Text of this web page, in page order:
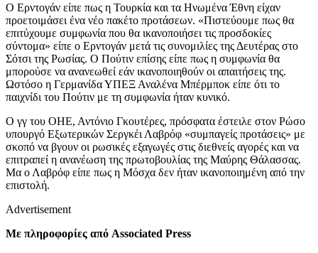
Ο Ερντογάν είπε πως η Τουρκία και τα Ηνωμένα Έθνη είχαν
προετοιμάσει ένα νέο πακέτο προτάσεων. «Πιστεύουμε πως θα
επιτύχουμε συμφωνία που θα ικανοποιήσει τις προσδοκίες
σύντομα» είπε ο Ερντογάν μετά τις συνομιλίες της Δευτέρας στο
Σότσι της Ρωσίας. Ο Πούτιν επίσης είπε πως η συμφωνία θα
μπορούσε να ανανεωθεί εάν ικανοποιηθούν οι απαιτήσεις της.
Ωστόσο η Γερμανίδα ΥΠΕΞ Αναλένα Μπέρμποκ είπε ότι το
παιχνίδι του Πούτιν με τη συμφωνία ήταν κυνικό.
Ο γγ του ΟΗΕ, Αντόνιο Γκουτέρες, πρόσφατα έστειλε στον Ρώσο
υπουργό Εξωτερικών Σεργκέι Λαβρόφ «συμπαγείς προτάσεις» με
σκοπό να βγουν οι ρωσικές εξαγωγές στις διεθνείς αγορές και να
επιτραπεί η ανανέωση της πρωτοβουλίας της Μαύρης Θάλασσας.
Μα ο Λαβρόφ είπε πως η Μόσχα δεν ήταν ικανοποιημένη από την
επιστολή.
Advertisement
Με πληροφορίες από Associated Press